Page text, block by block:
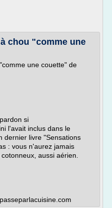
chou "comme une
une couette" de
si
l'avait inclus dans le
dernier livre "Sensations
: vous n'aurez jamais
aussi aérien.